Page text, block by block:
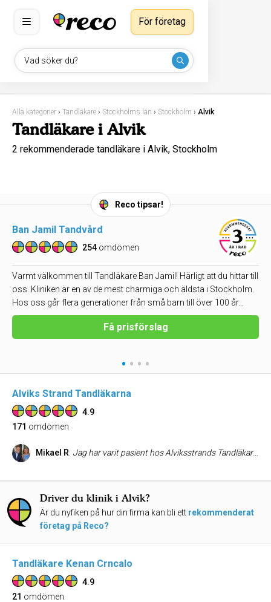
Vad söker du?
För företag
Alla kategorier › Tandläkare › Stockholms län › Stockholm › Alvik
Tandläkare i Alvik
2 rekommenderade tandläkare i Alvik, Stockholm
Reco tipsar!
Ban Jamil Tandvård
254 omdömen
Varmt välkommen till Tandläkare Ban Jamil! Härligt att du hittar till
oss. Kliniken är en av de mest charmiga och äldsta i Stockholm.
Hos oss går flera generationer från små barn till över 100 år...
Få prisförslag
• • • •
Alviks Strand Tandläkarna
4.9
171 omdömen
Mikael R: Jag har varit pasient hos Alviksstrands Tandläkarna i snart 8 år och är verkligen super nöjd med det professionella bemötande jag alltid får av samtliga i personalen. Så klart blir det en extra stjärna till min tandläkare Rebecca som verkligen vet hur han hanterar en orolig själ med grav tandläkarskräck. Tack till er alla! Mvh Micke R
Driver du klinik i Alvik?
Är du nyfiken på hur din firma kan bli ett rekommenderat
företag på Reco?
Tandläkare Kenan Crncalo
4.9
21 omdömen